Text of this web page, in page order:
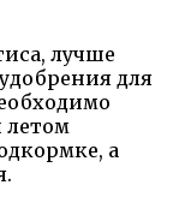
лучше
для
летом
а